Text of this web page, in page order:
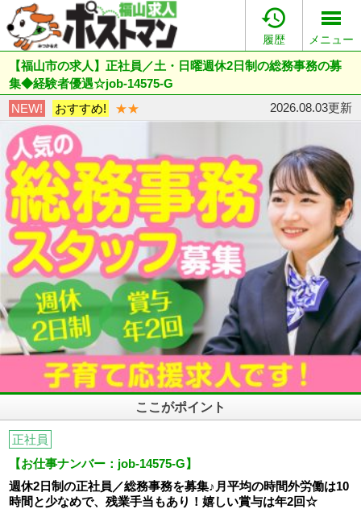

履歴 メニュー
【福山市の求人】正社員／土・日曜週休2日制の総務事務の募
集◆経験者優遇☆job-14575-G
NEW!
おすすめ! ★★ 2026.08.03更新
ここがポイント
正社員
【お仕事ナンバー：job-14575-G】
週休2日制の正社員／総務事務を募集♪月平均の時間外労働は10
時間と少なめで、残業手当もあり！嬉しい賞与は年2回☆